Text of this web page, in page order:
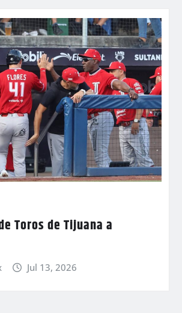
Toros de Tijuana a
Jul 13, 2026